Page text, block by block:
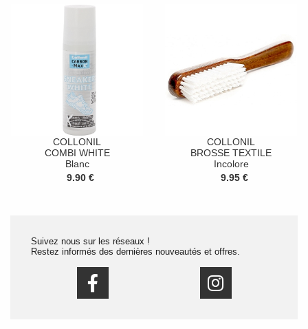
COLLONIL
COMBI WHITE
Blanc
9.90 €
COLLONIL
BROSSE TEXTILE
Incolore
9.95 €
Suivez nous sur les réseaux !
Restez informés des dernières nouveautés et offres.